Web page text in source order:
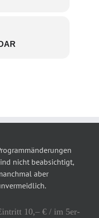
nicht beabsichtigt,
aber
10,– € / im 5er-